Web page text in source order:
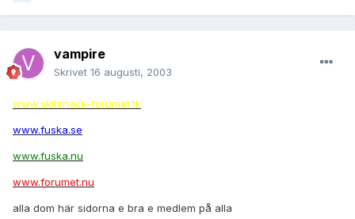
vampire
Skrivet 16 augusti, 2003
www.skitsnack-forumet.tk
www.fuska.se
www.fuska.nu
www.forumet.nu
alla dom här sidorna e bra e medlem på alla